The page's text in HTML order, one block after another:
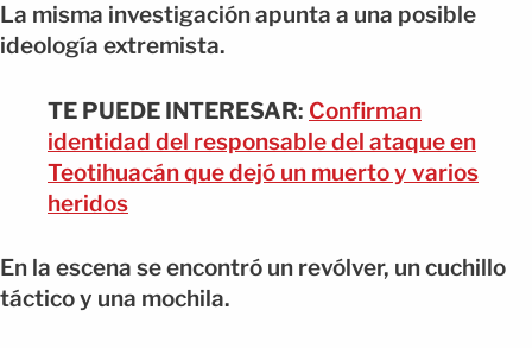
La misma investigación apunta a una posible
ideología extremista.
TE PUEDE INTERESAR: Confirman
identidad del responsable del ataque en
Teotihuacán que dejó un muerto y varios
heridos
En la escena se encontró un revólver, un cuchillo
táctico y una mochila.